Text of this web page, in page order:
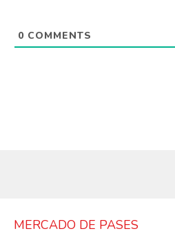
0 COMMENTS
MERCADO DE PASES